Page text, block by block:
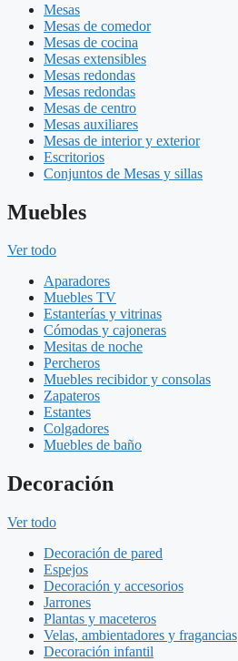
Mesas
Mesas de comedor
Mesas de cocina
Mesas extensibles
Mesas redondas
Mesas redondas
Mesas de centro
Mesas auxiliares
Mesas de interior y exterior
Escritorios
Conjuntos de Mesas y sillas
Muebles
Ver todo
Aparadores
Muebles TV
Estanterías y vitrinas
Cómodas y cajoneras
Mesitas de noche
Percheros
Muebles recibidor y consolas
Zapateros
Estantes
Colgadores
Muebles de baño
Decoración
Ver todo
Decoración de pared
Espejos
Decoración y accesorios
Jarrones
Plantas y maceteros
Velas, ambientadores y fragancias
Decoración infantil